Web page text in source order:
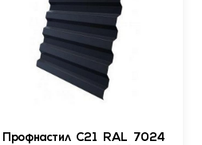
Профнастил С21 RAL 7024